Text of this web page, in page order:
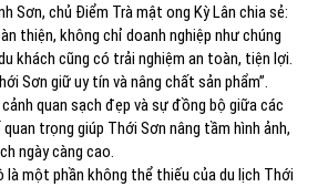
Sơn, chủ Điểm Trà mật ong Kỳ Lân chia sẻ:
thiện, không chỉ doanh nghiệp như chúng
khách cũng có trải nghiệm an toàn, tiện lợi.
Sơn giữ uy tín và nâng chất sản phẩm”.
quan sạch đẹp và sự đồng bộ giữa các
trọng giúp Thới Sơn nâng tầm hình ảnh,
ngày càng cao.
một phần không thể thiếu của du lịch Thới